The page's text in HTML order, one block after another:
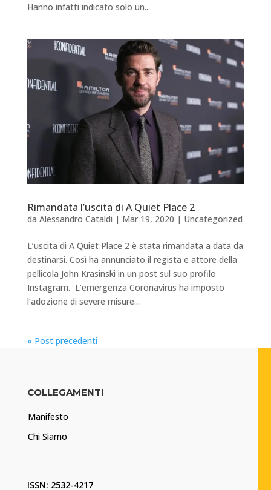
Hanno infatti indicato solo un...
Rimandata l’uscita di A Quiet Place 2
da Alessandro Cataldi | Mar 19, 2020 | Uncategorized
L’uscita di A Quiet Place 2 è stata rimandata a data da
destinarsi. Così ha annunciato il regista e attore della
pellicola John Krasinski in un post sul suo profilo
Instagram. L’emergenza Coronavirus ha imposto
l’adozione di severe misure...
« Post precedenti
COLLEGAMENTI
Manifesto
Chi Siamo
ISSN: 2532-4217